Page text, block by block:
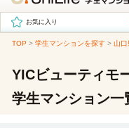
お気に入り
TOP > 学生マンションを探す > 山口
YICビューティモ
学生マンション一